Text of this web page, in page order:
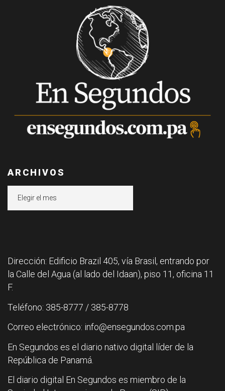
ARCHIVOS
Dirección: Edificio Brazil 405, vía Brasil, entrando por
la Calle del Agua (al lado del Idaan), piso 11, oficina 11
F.
Teléfono: 385-8777 / 385-8778
Correo electrónico: info@ensegundos.com.pa
En Segundos es el diario nativo digital líder de la
República de Panamá.
El diario digital En Segundos es miembro de la